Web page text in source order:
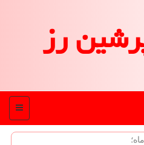
رز
منو